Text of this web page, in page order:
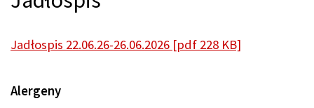
Jadłospis 22.06.26-26.06.2026 [pdf 228 KB]
Alergeny